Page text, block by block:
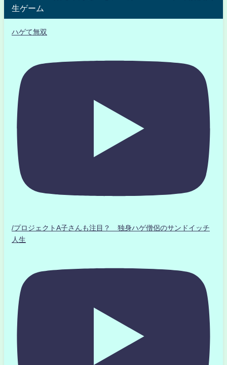
生ゲーム
ハゲて無双
/プロジェクトA子さんも注目？ 独身ハゲ僧侶のサンドイッチ
人生